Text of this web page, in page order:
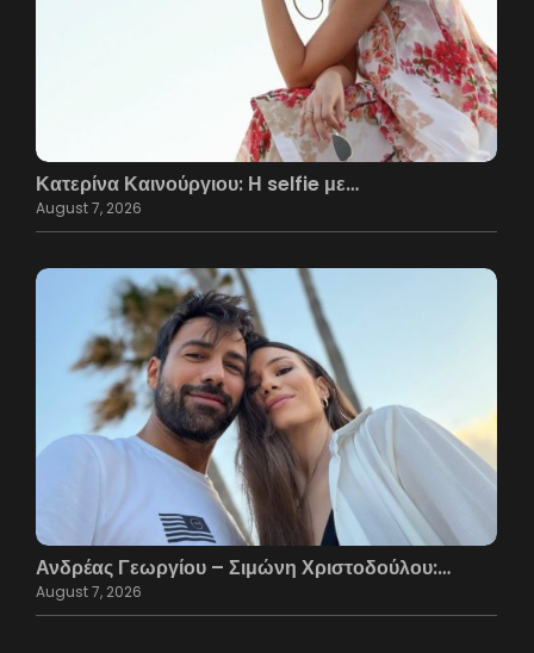
Κατερίνα Καινούργιου: Η selfie με…
August 7, 2026
Ανδρέας Γεωργίου – Σιμώνη Χριστοδούλου:…
August 7, 2026